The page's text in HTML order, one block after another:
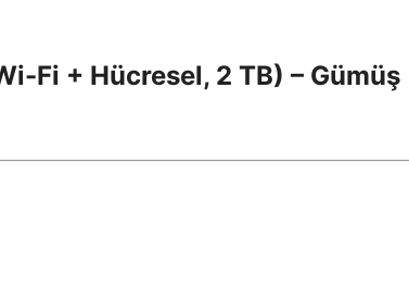
Fi + Hücresel, 2 TB) – Gümüş